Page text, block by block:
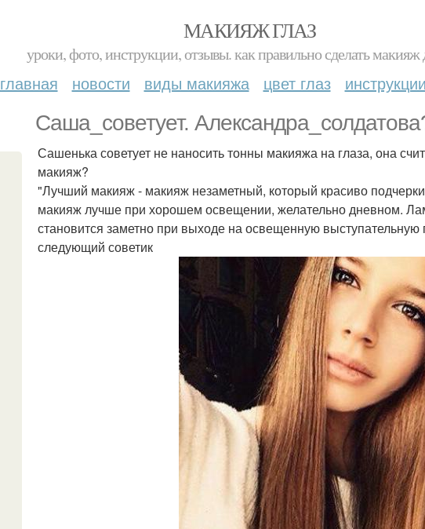
МАКИЯЖ ГЛАЗ
уроки, фото, инструкции, отзывы. как правильно сделать макияж
главная новости виды макияжа цвет глаз
Саша_советует.
Сашенька советует не наносить тонны макияжа на глаза, она
макияж?
"Лучший макияж - макияж незаметный, который красиво
макияж лучше при хорошем освещении, желательно дневном.
становится заметно при выходе на освещенную
следующий советик